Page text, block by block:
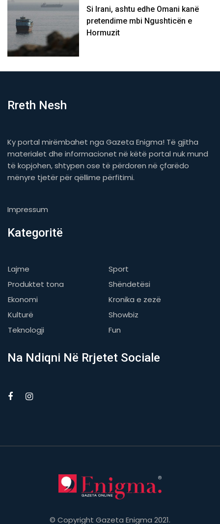
Si Irani, ashtu edhe Omani kanë
pretendime mbi Ngushticën e
Hormuzit
Rreth Nesh
Ky portal mirëmbahet nga Gazeta Enigma! Të gjitha
materialet dhe informacionet në këtë portal nuk mund
të kopjohen, shtypen ose të përdoren në çfarëdo
mënyre tjetër për qëllime përfitimi.
Impressum
Kategoritë
Lajme
Sport
Produktet tona
Shëndetësi
Ekonomi
Kronika e zezë
Kulturë
Showbiz
Teknologji
Fun
Na Ndiqni Në Rrjetet Sociale
© Copyright Gazeta Enigma 2021.